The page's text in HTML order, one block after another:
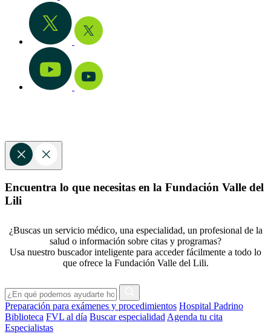
Encuentra lo que necesitas en la Fundación Valle del
Lili
¿Buscas un servicio médico, una especialidad, un profesional de la
salud o información sobre citas y programas?
Usa nuestro buscador inteligente para acceder fácilmente a todo lo
que ofrece la Fundación Valle del Lili.
Preparación para exámenes y procedimientos Hospital Padrino
Biblioteca FVL al día Buscar especialidad Agenda tu cita
Especialistas